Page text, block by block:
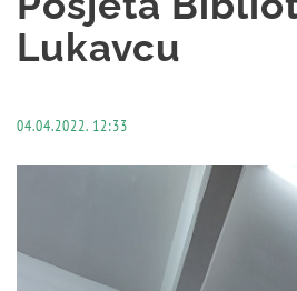
Lukavcu
04.04.2022. 12:33